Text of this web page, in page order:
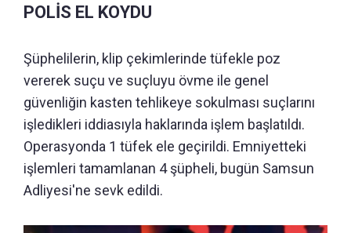
POLİS EL KOYDU
Şüphelilerin, klip çekimlerinde tüfekle poz
vererek suçu ve suçluyu övme ile genel
güvenliğin kasten tehlikeye sokulması suçlarını
işledikleri iddiasıyla haklarında işlem başlatıldı.
Operasyonda 1 tüfek ele geçirildi. Emniyetteki
işlemleri tamamlanan 4 şüpheli, bugün Samsun
Adliyesi'ne sevk edildi.